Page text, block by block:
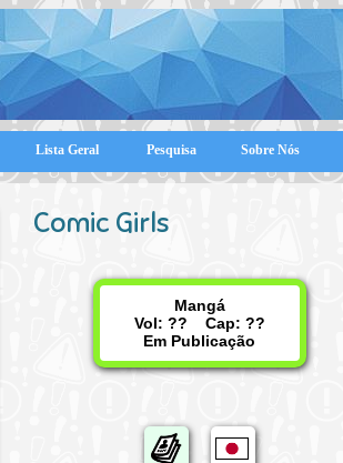
Lista Geral Pesquisa Sobre Nós
Comic Girls
Mangá
Vol: ?? Cap: ??
Em Publicação